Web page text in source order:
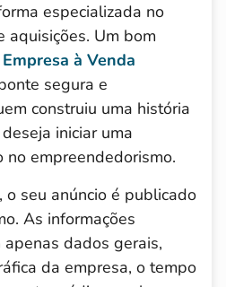
especializada no
aquisições. Um bom
à Venda
segura e
construiu uma história
iniciar uma
no empreendedorismo.
seu anúncio é publicado
As informações
dados gerais,
da empresa, o tempo